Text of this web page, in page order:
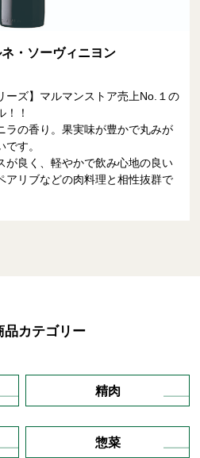
・ソーヴィニヨン
ーズ】マルマンストア売上No.１の
！！
ラの香り。果実味が豊かで丸みが
す。
が良く、軽やかで飲み心地の良い
アリブなどの肉料理と相性抜群で
品カテゴリー
精肉
惣菜